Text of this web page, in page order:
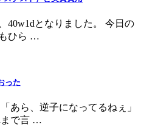
40w1dとなりました。 今日の
ひら …
った
あら、逆子になってるねぇ」
まで言 …